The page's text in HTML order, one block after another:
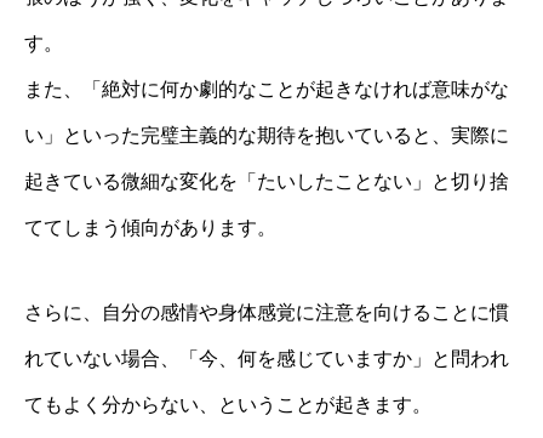
す。
また、「絶対に何か劇的なことが起きなければ意味がな
い」といった完璧主義的な期待を抱いていると、実際に
起きている微細な変化を「たいしたことない」と切り捨
ててしまう傾向があります。
さらに、自分の感情や身体感覚に注意を向けることに慣
れていない場合、「今、何を感じていますか」と問われ
てもよく分からない、ということが起きます。